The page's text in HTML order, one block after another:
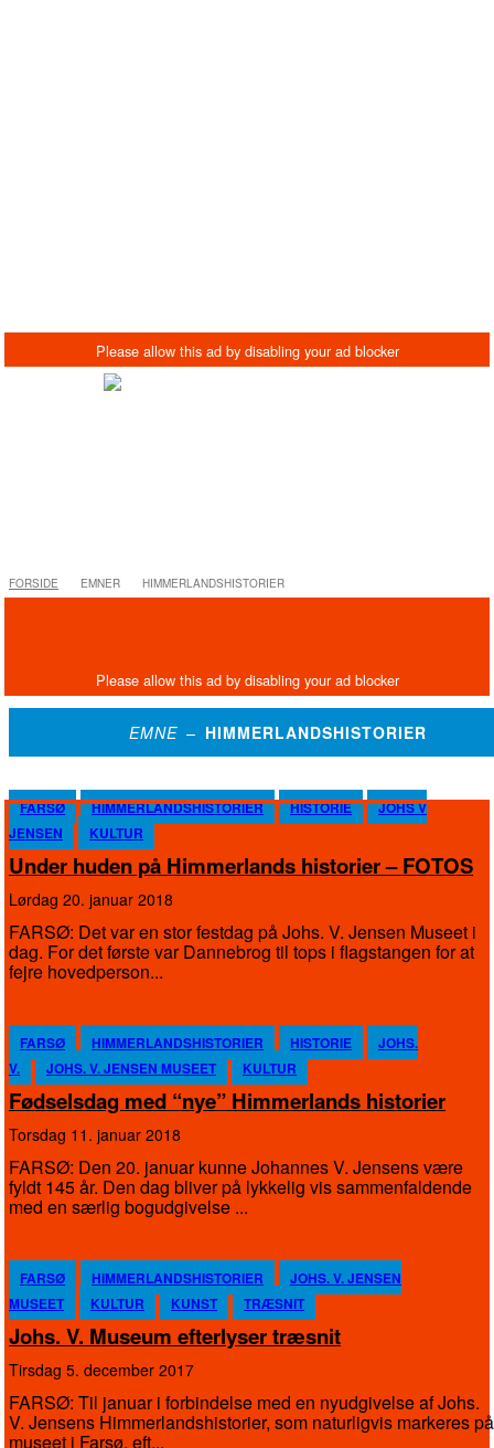
FORSIDE EMNER HIMMERLANDSHISTORIER
EMNE – HIMMERLANDSHISTORIER
FARSØ HIMMERLANDSHISTORIER HISTORIE
JOHS V
JENSEN
KULTUR
Under huden på Himmerlands historier – FOTOS
lørdag 20. januar 2018
FARSØ: Det var en stor festdag på Johs. V. Jensen Museet i
dag. For det første var Dannebrog til tops i flagstangen for at
fejre hovedperson...
FARSØ HIMMERLANDSHISTORIER HISTORIE
JOHS.
V.
JOHS. V. JENSEN MUSEET KULTUR
Fødselsdag med “nye” Himmerlands historier
torsdag 11. januar 2018
FARSØ: Den 20. januar kunne Johannes V. Jensens være
fyldt 145 år. Den dag bliver på lykkelig vis sammenfaldende
med en særlig bogudgivelse ...
FARSØ HIMMERLANDSHISTORIER
JOHS. V. JENSEN
MUSEET
KULTUR KUNST TRÆSNIT
Johs. V. Museum efterlyser træsnit
tirsdag 5. december 2017
FARSØ: Til januar i forbindelse med en nyudgivelse af Johs.
V. Jensens Himmerlandshistorier, som naturligvis markeres på
museet i Farsø, eft...